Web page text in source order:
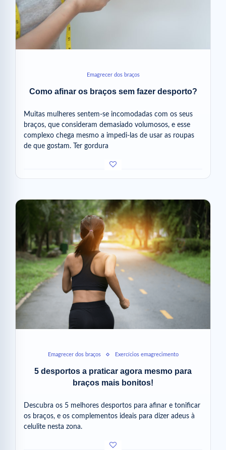
Emagrecer dos braços
Como afinar os braços sem fazer desporto?
Muitas mulheres sentem-se incomodadas com os seus
braços, que consideram demasiado volumosos, e esse
complexo chega mesmo a impedi-las de usar as roupas
de que gostam. Ter gordura
Emagrecer dos braços Exercícios emagrecimento
5 desportos a praticar agora mesmo para
braços mais bonitos!
Descubra os 5 melhores desportos para afinar e tonificar
os braços, e os complementos ideais para dizer adeus à
celulite nesta zona.